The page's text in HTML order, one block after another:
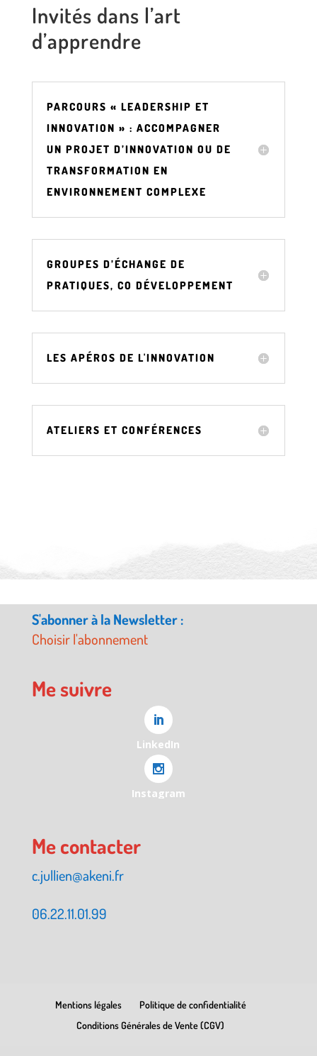
Invités dans l’art
d’apprendre
PARCOURS « LEADERSHIP ET
INNOVATION » : ACCOMPAGNER
UN PROJET D’INNOVATION OU DE
TRANSFORMATION EN
ENVIRONNEMENT COMPLEXE
GROUPES D’ÉCHANGE DE
PRATIQUES, CO DÉVELOPPEMENT
LES APÉROS DE L'INNOVATION
ATELIERS ET CONFÉRENCES
S'abonner à la Newsletter :
Choisir l'abonnement
Me suivre
LinkedIn
Instagram
Me contacter
c.jullien@akeni.fr
06.22.11.01.99
Mentions légales
Politique de confidentialité
Conditions Générales de Vente (CGV)